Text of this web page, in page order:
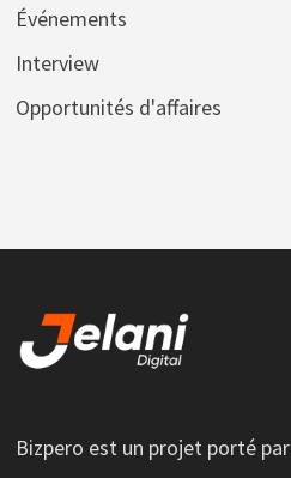
Événements
Interview
Opportunités d'affaires
Bizpero est un projet porté par